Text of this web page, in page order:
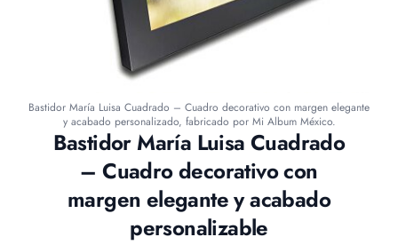
Bastidor María Luisa Cuadrado
– Cuadro decorativo con
margen elegante y acabado
personalizable
Bastidor María Luisa Cuadrado – Cuadro decorativo con margen elegante
y acabado personalizado, fabricado por Mi Album México.